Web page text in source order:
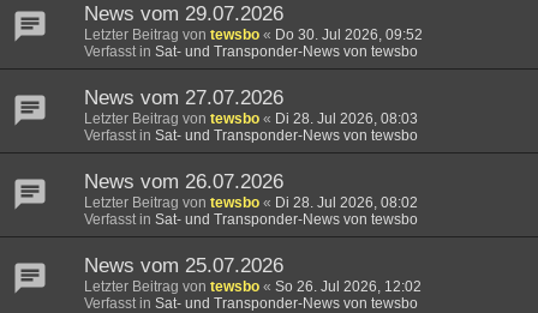
News vom 29.07.2026
Letzter Beitrag von tewsbo « Do 30. Jul 2026, 09:52
Verfasst in Sat- und Transponder-News von tewsbo
News vom 27.07.2026
Letzter Beitrag von tewsbo « Di 28. Jul 2026, 08:03
Verfasst in Sat- und Transponder-News von tewsbo
News vom 26.07.2026
Letzter Beitrag von tewsbo « Di 28. Jul 2026, 08:02
Verfasst in Sat- und Transponder-News von tewsbo
News vom 25.07.2026
Letzter Beitrag von tewsbo « So 26. Jul 2026, 12:02
Verfasst in Sat- und Transponder-News von tewsbo